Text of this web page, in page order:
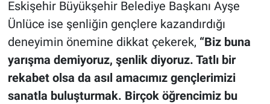
Eskişehir Büyükşehir Belediye Başkanı Ayşe
Ünlüce ise şenliğin gençlere kazandırdığı
deneyimin önemine dikkat çekerek, “Biz buna
yarışma demiyoruz, şenlik diyoruz. Tatlı bir
rekabet olsa da asıl amacımız gençlerimizi
sanatla buluşturmak. Birçok öğrencimiz bu